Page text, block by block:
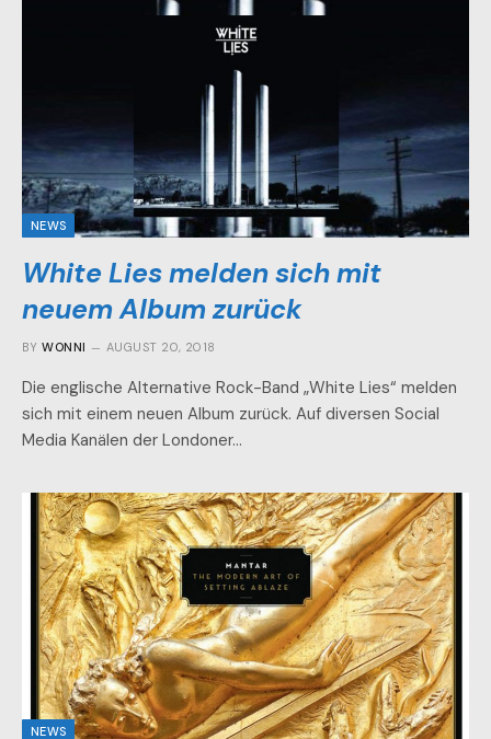
NEWS
White Lies melden sich mit
neuem Album zurück
BY WONNI AUGUST 20, 2018
Die englische Alternative Rock-Band „White Lies“ melden
sich mit einem neuen Album zurück. Auf diversen Social
Media Kanälen der Londoner…
NEWS